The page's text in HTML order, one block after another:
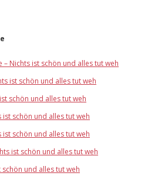
– Nichts ist schön und alles tut weh
ist schön und alles tut weh
schön und alles tut weh
ist schön und alles tut weh
ist schön und alles tut weh
ist schön und alles tut weh
schön und alles tut weh